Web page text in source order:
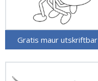
Gratis maur utskriftbar